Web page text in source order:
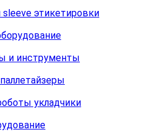
этикетировки
и инструменты
укладчики